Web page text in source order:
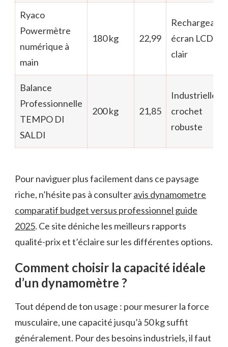
Ryaco
Powermètre
numérique à
main
180 kg 22,99
écran LCD
clair
Balance
Professionnelle
TEMPO DI
SALDI
200 kg 21,85
Industrielle,
crochet
robuste
Pour naviguer plus facilement dans ce paysage
riche, n’hésite pas à consulteravis dynamometre
comparatif budget versus professionnel guide
2025. Ce site déniche les meilleurs rapports
qualité-prix et t’éclaire sur les différentes options.
Comment choisir la capacité idéale
d’un dynamomètre ?
Tout dépend de ton usage : pour mesurer la force
musculaire, une capacité jusqu’à 50 kg suffit
généralement. Pour des besoins industriels, il faut